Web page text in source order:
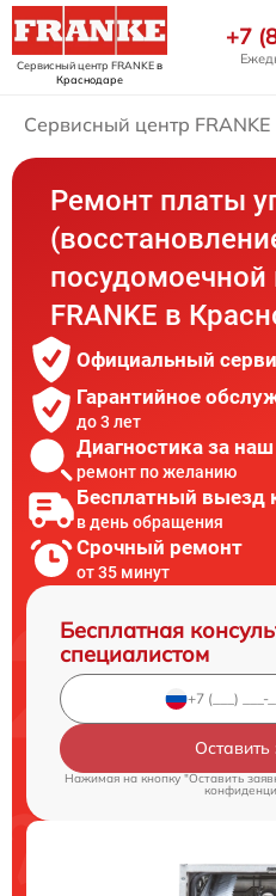
Сервисный центр FRANKEв
Краснодаре
+7
Сервисный центр FRANKE
Ремонт платы
FRANKE в
Официальный
Гарантийное
до 3 лет
Диагностика за наш
ремонт по желанию
Бесплатный выезд
в день обращения
Срочный ремонт
от 35 минут
Бесплатная
специалистом
Оставить
Нажимая на кнопку "Оставить